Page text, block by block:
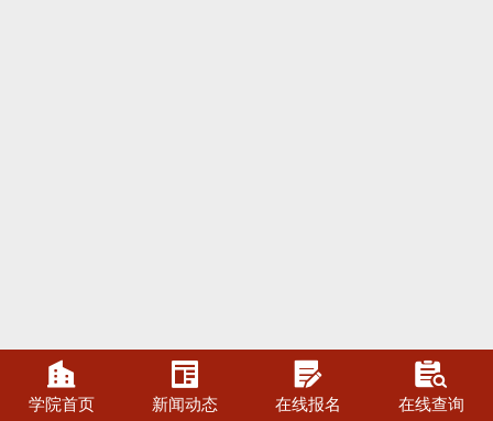

学院首页

新闻动态

在线报名

在线查询